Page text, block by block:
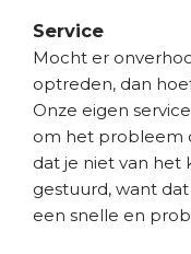
Service
Mocht er
optreden, dan
Onze eigen
om het probleem
dat je niet van het
gestuurd, want
een snelle en